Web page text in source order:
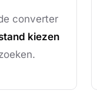
converter
kiezen